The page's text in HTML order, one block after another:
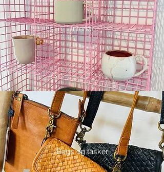
Interiør
Bags og tasker